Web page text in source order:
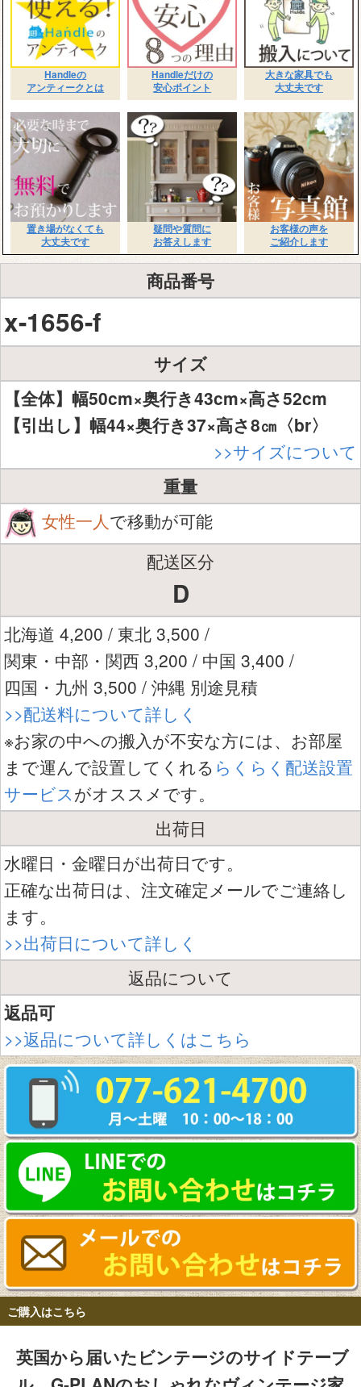
Handleの
アンティークとは
Handleだけの
安心ポイント
大きな家具でも
大丈夫です
置き場がなくても
大丈夫です
疑問や質問に
お答えします
お客様の声を
ご紹介します
商品番号
x-1656-f
サイズ
【全体】幅50cm×奥行き43cm×高さ52cm
【引出し】幅44×奥行き37×高さ8㎝〈br〉
>>サイズについて
重量
女性一人で移動が可能
配送区分
D
北海道 4,200 / 東北 3,500 /
関東・中部・関西 3,200 / 中国 3,400 /
四国・九州 3,500 / 沖縄 別途見積
>>配送料について詳しく
※お家の中への搬入が不安な方には、お部屋
まで運んで設置してくれる らくらく配送設置
サービスがオススメです。
出荷日
水曜日・金曜日が出荷日です。
正確な出荷日は、注文確定メールでご連絡し
ます。
>>出荷日について詳しく
返品について
返品可
>>返品について詳しくはこちら
ご購入はこちら
英国から届いたビンテージのサイドテーブ